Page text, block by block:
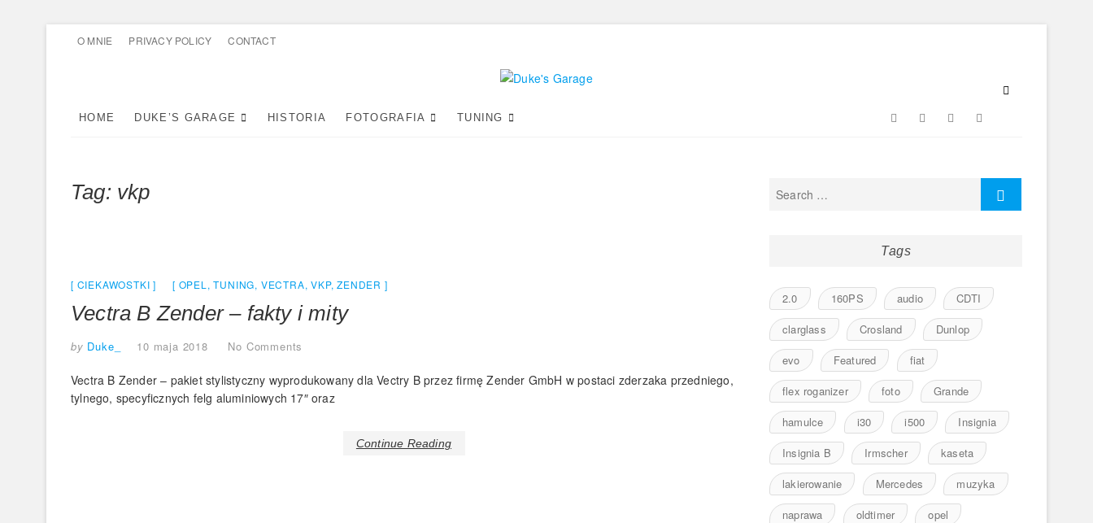
O MNIE PRIVACY POLICY CONTACT
FacebookTwitterGoogle
Instagram
HOME DUKE’S GARAGE HISTORIA FOTOGRAFIA TUNING
Tag: vkp
CIEKAWOSTKI OPEL ,TUNING, VECTRA,VKP,ZENDER
Vectra B Zender – fakty i mity
by Duke_ 10 maja 2018 No Comments
Vectra B Zender – pakiet stylistyczny wyprodukowany dla Vectry B przez firmę Zender GmbH w postaci zderzaka przedniego,
tylnego, specyficznych felg aluminiowych 17″ oraz
Continue Reading
Tags
2.0 160PS audio
CDTI
clarglass
Crosland
Dunlop
evo
Featured
fiat
flex roganizer
foto
Grande
hamulce
i30 i500
Insignia
Insignia B
Irmscher
kaseta
lakierowanie
Mercedes
muzyka
naprawa
oldtimer
opel